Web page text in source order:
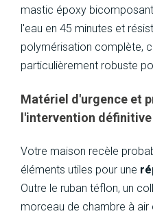
mastic époxy
l'eau en 45 minutes et
polymérisation complète,
particulièrement robuste
Matériel d'urgence et
l'intervention définitive
Votre maison recèle
éléments utiles pour une
Outre le ruban téflon, un
morceau de chambre à